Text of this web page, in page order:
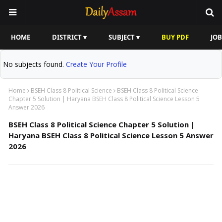
HOME DISTRICT ▾ SUBJECT ▾ BUY PDF
No subjects found. Create Your Profile
Home BSEH Class 8 Political Science
BSEH Class 8 Political Science
Chapter 5 Solution | Haryana BSEH Class 8 Political Science Lesson 5
Answer 2026
BSEH Class 8 Political Science Chapter 5 Solution |
Haryana BSEH Class 8 Political Science Lesson 5 Answer
2026